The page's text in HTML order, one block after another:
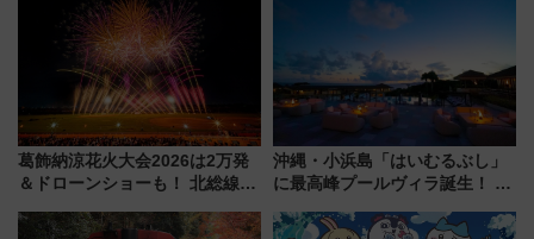
葛飾納涼花火大会2026は2万発
＆ドローンショーも！ 北総線を
車、観覧スポット情報と周辺観
沖縄・小浜島「はいむるぶし」
に最高峰プールヴィラ誕生！ 石
美旅「何もしない贅沢」を体験